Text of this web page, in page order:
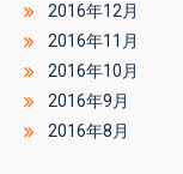
2016年12月
2016年11月
2016年10月
2016年9月
2016年8月